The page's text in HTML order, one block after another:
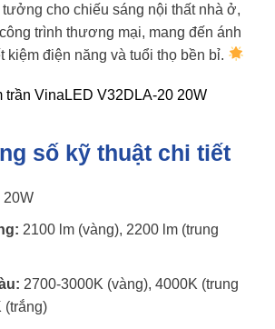
cho chiếu sáng nội thất nhà ở,
trình thương mại, mang đến ánh
kiệm điện năng và tuổi thọ bền bỉ.
số kỹ thuật chi tiết
20W
2100 lm (vàng), 2200 lm (trung
2700-3000K (vàng), 4000K (trung
(trắng)